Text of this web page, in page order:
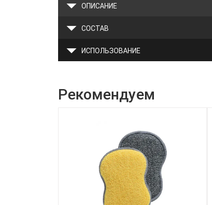
ОПИСАНИЕ
СОСТАВ
ИСПОЛЬЗОВАНИЕ
Рекомендуем